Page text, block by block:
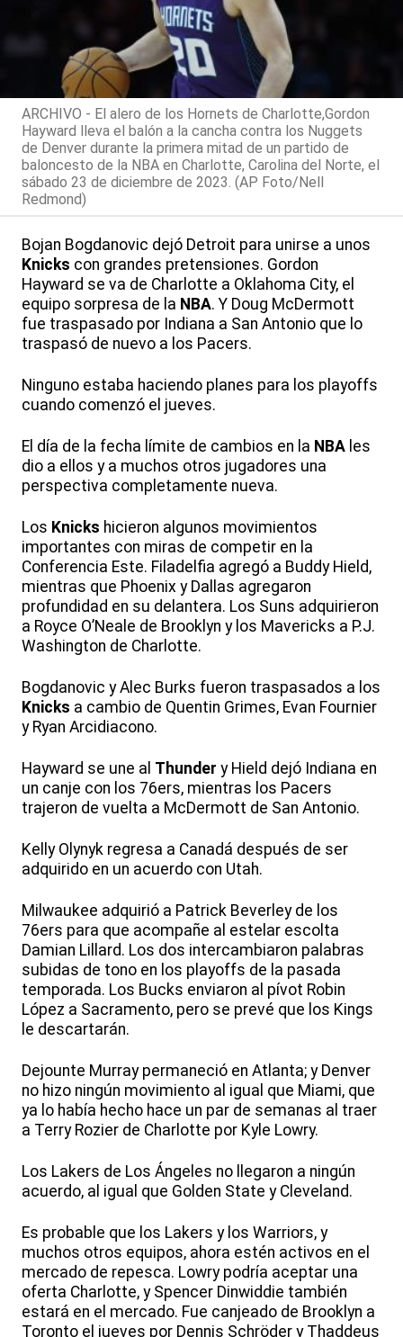
ARCHIVO - El alero de los Hornets de Charlotte,Gordon
Hayward lleva el balón a la cancha contra los Nuggets
de Denver durante la primera mitad de un partido de
baloncesto de la NBA en Charlotte, Carolina del Norte, el
sábado 23 de diciembre de 2023. (AP Foto/Nell
Redmond)
Bojan Bogdanovic dejó Detroit para unirse a unos
Knicks con grandes pretensiones. Gordon
Hayward se va de Charlotte a Oklahoma City, el
equipo sorpresa de la NBA. Y Doug McDermott
fue traspasado por Indiana a San Antonio que lo
traspasó de nuevo a los Pacers.
Ninguno estaba haciendo planes para los playoffs
cuando comenzó el jueves.
El día de la fecha límite de cambios en la NBA les
dio a ellos y a muchos otros jugadores una
perspectiva completamente nueva.
Los Knicks hicieron algunos movimientos
importantes con miras de competir en la
Conferencia Este. Filadelfia agregó a Buddy Hield,
mientras que Phoenix y Dallas agregaron
profundidad en su delantera. Los Suns adquirieron
a Royce O’Neale de Brooklyn y los Mavericks a P.J.
Washington de Charlotte.
Bogdanovic y Alec Burks fueron traspasados a los
Knicks a cambio de Quentin Grimes, Evan Fournier
y Ryan Arcidiacono.
Hayward se une al Thunder y Hield dejó Indiana en
un canje con los 76ers, mientras los Pacers
trajeron de vuelta a McDermott de San Antonio.
Kelly Olynyk regresa a Canadá después de ser
adquirido en un acuerdo con Utah.
Milwaukee adquirió a Patrick Beverley de los
76ers para que acompañe al estelar escolta
Damian Lillard. Los dos intercambiaron palabras
subidas de tono en los playoffs de la pasada
temporada. Los Bucks enviaron al pívot Robin
López a Sacramento, pero se prevé que los Kings
le descartarán.
Dejounte Murray permaneció en Atlanta; y Denver
no hizo ningún movimiento al igual que Miami, que
ya lo había hecho hace un par de semanas al traer
a Terry Rozier de Charlotte por Kyle Lowry.
Los Lakers de Los Ángeles no llegaron a ningún
acuerdo, al igual que Golden State y Cleveland.
Es probable que los Lakers y los Warriors, y
muchos otros equipos, ahora estén activos en el
mercado de repesca. Lowry podría aceptar una
oferta Charlotte, y Spencer Dinwiddie también
estará en el mercado. Fue canjeado de Brooklyn a
Toronto el jueves por Dennis Schröder y Thaddeus